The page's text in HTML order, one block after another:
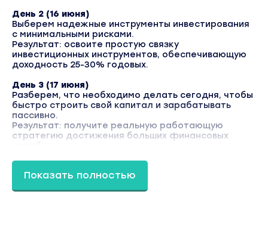
День 2 (16 июня)
Выберем надежные инструменты инвестирования
с минимальными рисками.
Результат: освоите простую связку
инвестиционных инструментов, обеспечивающую
доходность 25-30% годовых.
День 3 (17 июня)
Разберем, что необходимо делать сегодня, чтобы
быстро строить свой капитал и зарабатывать
пассивно.
Результат: получите реальную работающую
стратегию достижения больших финансовых
Бонусы:
- Бонус 1:
гайд «Как накопить на квартиру без кредитов и
Показать полностью